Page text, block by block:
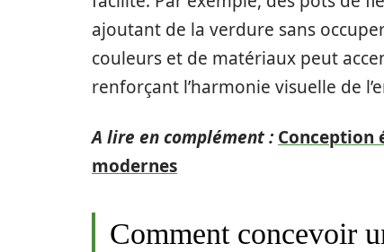
ajoutant de la verdure sans
couleurs et de matériaux peut
renforçant l’harmonie visuelle de
A lire en complément : Conception
modernes
Comment concevoir